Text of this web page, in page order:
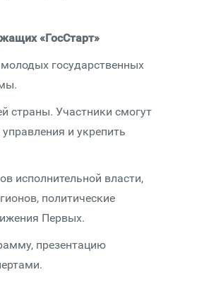
«ГосСтарт»
государственных
страны. Участники смогут
и укрепить
исполнительной власти,
политические
Первых.
презентацию